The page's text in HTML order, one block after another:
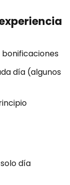
día (algunos
día